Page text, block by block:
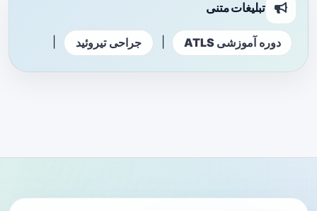
تبلیغات متنی
دوره آموزشی ATLS جراحی تیروئید